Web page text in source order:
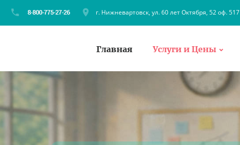
г. Нижневартовск, ул. 60 лет Октября, 52 оф. 517
Главная Услуги и Цены